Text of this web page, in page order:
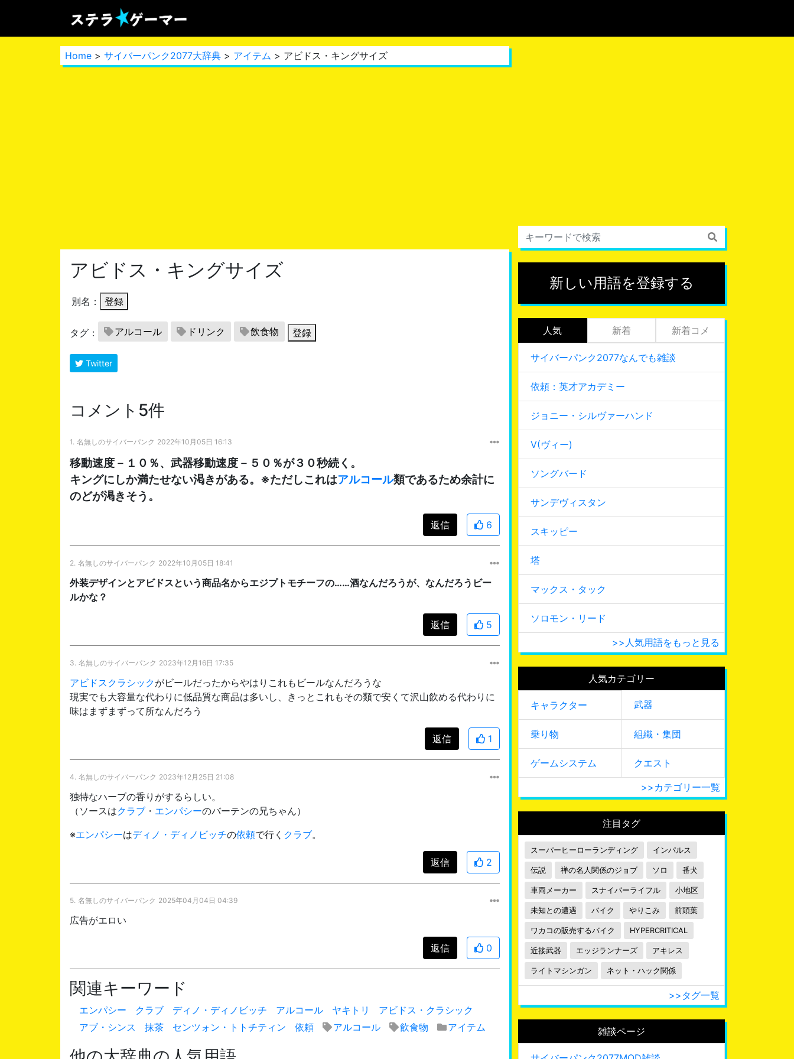
Home > サイバーパンク2077大辞典 > アイテム > アビドス・キングサイズ
アビドス・キングサイズ
別名： 登録
タグ： アルコール ドリンク 飲食物 登録
Twitter
コメント5件
1. 名無しのサイバーパンク 2022年10月05日 16:13
移動速度－１０％、武器移動速度－５０％が３０秒続く。
キングにしか満たせない渇きがある。※ただしこれはアルコール類であるため余計に
のどが渇きそう。
返信 6
2. 名無しのサイバーパンク 2022年10月05日 18:41
外装デザインとアビドスという商品名からエジプトモチーフの……酒なんだろうが、なんだろうビー
ルかな？
返信 5
3. 名無しのサイバーパンク 2023年12月16日 17:35
アビドスクラシックがビールだったからやはりこれもビールなんだろうな
現実でも大容量な代わりに低品質な商品は多いし、きっとこれもその類で安くて沢山飲める代わりに
味はまずまずって所なんだろう
返信 1
4. 名無しのサイバーパンク 2023年12月25日 21:08
独特なハーブの香りがするらしい。
（ソースはクラブ ・ エンパシーのバーテンの兄ちゃん）
※エンパシーはディノ・ディノビッチの依頼で行く クラブ。
返信 2
5. 名無しのサイバーパンク 2025年04月04日 04:39
広告がエロい
返信 0
関連キーワード
エンパシー クラブ ディノ・ディノビッチ アルコール ヤキトリ
アビドス・クラシック
アブ・シンス
抹茶 センツォン・トトチティン 依頼 アルコール 飲食物 アイテム
新しい用語を登録する
人気 新着 新着コメ
サイバーパンク2077なんでも雑談
依頼：英才アカデミー
ジョニー・シルヴァーハンド
V(ヴィー)
ソングバード
サンデヴィスタン
スキッピー
塔
マックス・タック
ソロモン・リード
>>人気用語をもっと見る
人気カテゴリー
キャラクター 武器
乗り物 組織・集団
ゲームシステム クエスト
>>カテゴリー一覧
注目タグ
スーパーヒーローランディング インパルス
伝説 禅の名人関係のジョブ ソロ 番犬
車両メーカー スナイパーライフル 小地区
未知との遭遇 バイク やりこみ 前頭葉
ワカコの販売するバイク HYPERCRITICAL
近接武器 エッジランナーズ アキレス
ライトマシンガン ネット・ハック関係
>>タグ一覧
雑談ページ